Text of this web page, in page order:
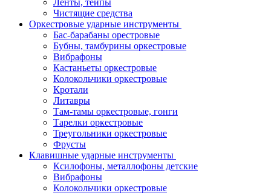
Ленты, тейпы
Чистящие средства
Оркестровые ударные инструменты
Бас-барабаны орестровые
Бубны, тамбурины оркестровые
Вибрафоны
Кастаньеты оркестровые
Колокольчики оркестровые
Кротали
Литавры
Там-тамы оркестровые, гонги
Тарелки оркестровые
Треугольники оркестровые
Фрусты
Клавишные ударные инструменты
Ксилофоны, металлофоны детские
Вибрафоны
Колокольчики оркестровые